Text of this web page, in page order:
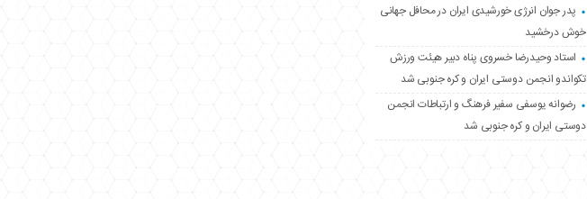
پدر جوان انرژی خورشیدی ایران در محافل جهانی
خوش درخشید
استاد وحیدرضا خسروی پناه دبیر هیئت ورزش
تکواندو انجمن دوستی ایران و کره جنوبی شد
رضوانه یوسفی سفیر فرهنگ و ارتباطات انجمن
دوستی ایران و کره جنوبی شد